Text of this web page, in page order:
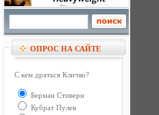
ОПРОС НА САЙТЕ
С кем драться Кличко?
Берман Стиверн
Кубрат Пулев